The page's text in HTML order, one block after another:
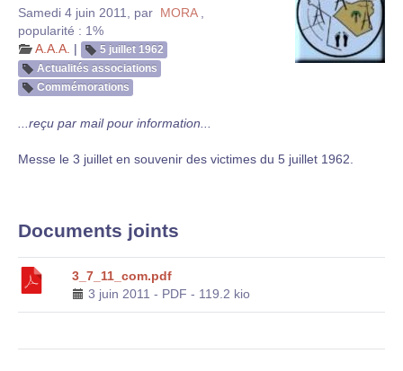
Samedi 4 juin 2011 par MORA
popularité : 1%
A.A.A. |
5 juillet 1962
Actualités associations
Commémorations
...reçu par mail pour information...
Messe le 3 juillet en souvenir des victimes du 5 juillet 1962.
Documents joints
3_7_11_com.pdf
3 juin 2011 - PDF - 119.2 kio